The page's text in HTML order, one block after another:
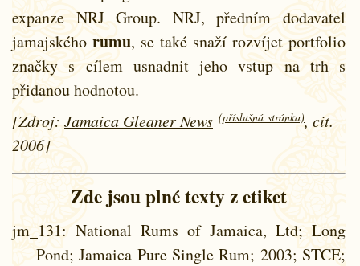
expanze NRJ Group. NRJ, předním dodavatel
jamajského rumu, se také snaží rozvíjet portfolio
značky s cílem usnadnit jeho vstup na trh s
přidanou hodnotou.
[Zdroj: Jamaica Gleaner News (příslušná stránka), cit.
2006]
Zde jsou plné texty z etiket
jm_131: National Rums of Jamaica, Ltd; Long
Pond; Jamaica Pure Single Rum; 2003; STCE;